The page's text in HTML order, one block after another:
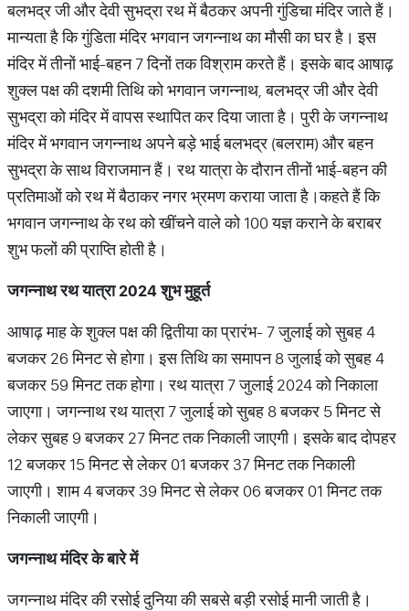
बलभद्र जी और देवी सुभद्रा रथ में बैठकर अपनी गुंडिचा मंदिर जाते हैं।
मान्यता है कि गुंडिता मंदिर भगवान जगन्नाथ का मौसी का घर है। इस
मंदिर में तीनों भाई-बहन 7 दिनों तक विश्राम करते हैं। इसके बाद आषाढ़
शुक्ल पक्ष की दशमी तिथि को भगवान जगन्नाथ, बलभद्र जी और देवी
सुभद्रा को मंदिर में वापस स्थापित कर दिया जाता है। पुरी के जगन्नाथ
मंदिर में भगवान जगन्नाथ अपने बड़े भाई बलभद्र (बलराम) और बहन
सुभद्रा के साथ विराजमान हैं। रथ यात्रा के दौरान तीनों भाई-बहन की
प्रतिमाओं को रथ में बैठाकर नगर भ्रमण कराया जाता है।कहते हैं कि
भगवान जगन्नाथ के रथ को खींचने वाले को 100 यज्ञ कराने के बराबर
शुभ फलों की प्राप्ति होती है।
जगन्नाथरथयात्रा2024शुभमुहूर्त
आषाढ़ माह के शुक्ल पक्ष की द्वितीया का प्रारंभ- 7 जुलाई को सुबह 4
बजकर 26 मिनट से होगा। इस तिथि का समापन 8 जुलाई को सुबह 4
बजकर 59 मिनट तक होगा। रथ यात्रा 7 जुलाई 2024 को निकाला
जाएगा। जगन्नाथ रथ यात्रा 7 जुलाई को सुबह 8 बजकर 5 मिनट से
लेकर सुबह 9 बजकर 27 मिनट तक निकाली जाएगी। इसके बाद दोपहर
12 बजकर 15 मिनट से लेकर 01 बजकर 37 मिनट तक निकाली
जाएगी। शाम 4 बजकर 39 मिनट से लेकर 06 बजकर 01 मिनट तक
निकाली जाएगी।
जगन्नाथमंदिरकेबारेमें
जगन्नाथ मंदिर की रसोई दुनिया की सबसे बड़ी रसोई मानी जाती है।